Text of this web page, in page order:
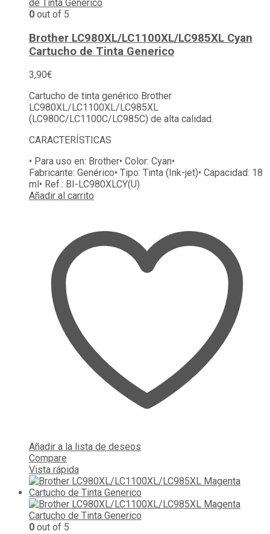
0 out of 5
Brother LC980XL/LC1100XL/LC985XL Cyan
Cartucho de Tinta Generico
3,90€
Cartucho de tinta genérico Brother
LC980XL/LC1100XL/LC985XL
(LC980C/LC1100C/LC985C) de alta calidad.
CARACTERÍSTICAS
• Para uso en: Brother• Color: Cyan•
Fabricante: Genérico• Tipo: Tinta (Ink-jet)• Capacidad: 18
ml • Ref.: BI-LC980XLCY(U)
Añadir al carrito
Añadir a la lista de deseos
Compare
Vista rápida
0 out of 5